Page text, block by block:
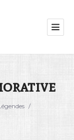
/